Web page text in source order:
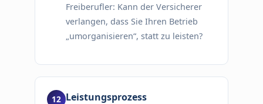
Freiberufler: Kann der Versicherer
verlangen, dass Sie Ihren Betrieb
„umorganisieren“, statt zu leisten?
Leistungsprozess